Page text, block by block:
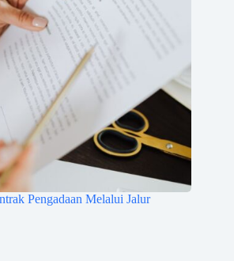
Pengadaan Melalui Jalur